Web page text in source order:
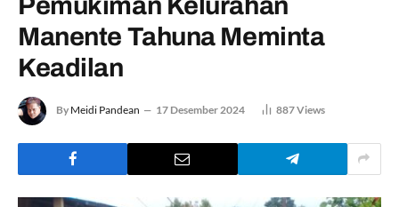
Manente Tahuna Meminta
Keadilan
By Meidi Pandean 17 Desember 2024 887Views